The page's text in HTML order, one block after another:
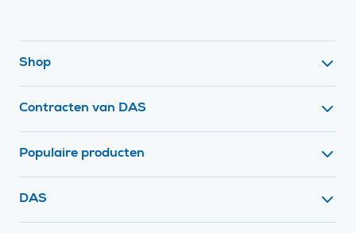
Shop
Contracten van DAS
Populaire producten
Contact met
DAS